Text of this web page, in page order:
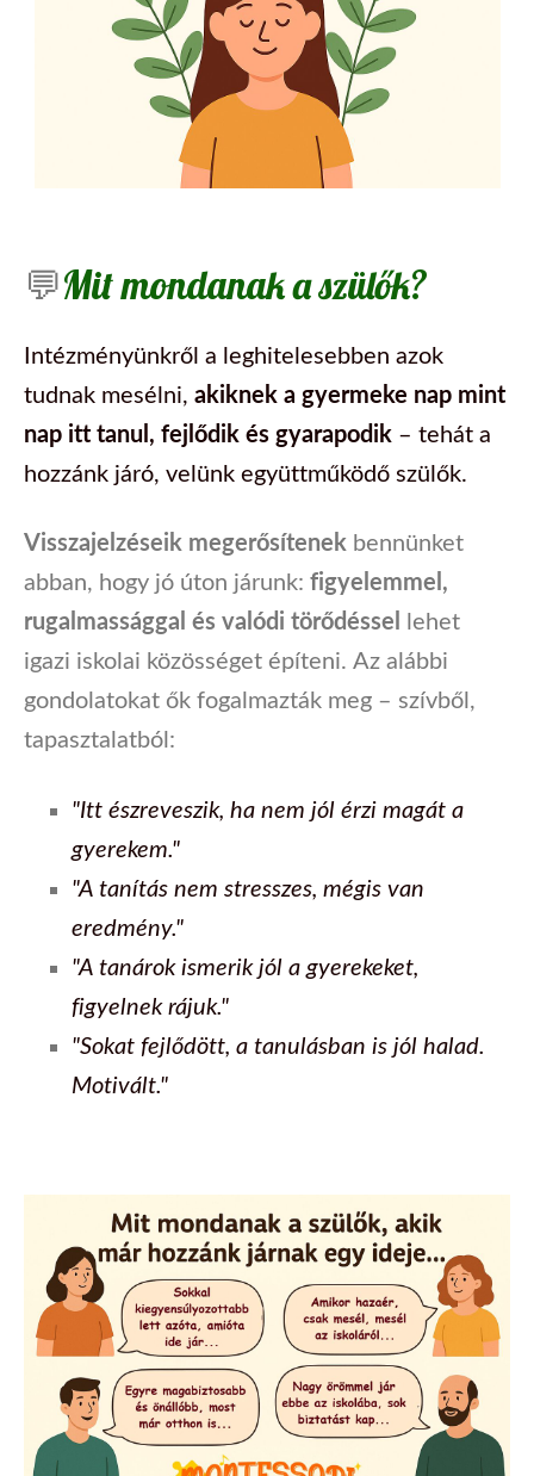
💬Mit mondanak a szülők?
Intézményünkről a leghitelesebben azok
tudnak mesélni, akiknek a gyermeke nap mint
nap itt tanul, fejlődik és gyarapodik – tehát a
hozzánk járó, velünk együttműködő szülők.
Visszajelzéseik megerősítenek bennünket
abban, hogy jó úton járunk: figyelemmel,
rugalmassággal és valódi törődéssel lehet
igazi iskolai közösséget építeni. Az alábbi
gondolatokat ők fogalmazták meg – szívből,
tapasztalatból:
"Itt észreveszik, ha nem jól érzi magát a
gyerekem."
"A tanítás nem stresszes, mégis van
eredmény."
"A tanárok ismerik jól a gyerekeket,
figyelnek rájuk."
"Sokat fejlődött, a tanulásban is jól halad.
Motivált."